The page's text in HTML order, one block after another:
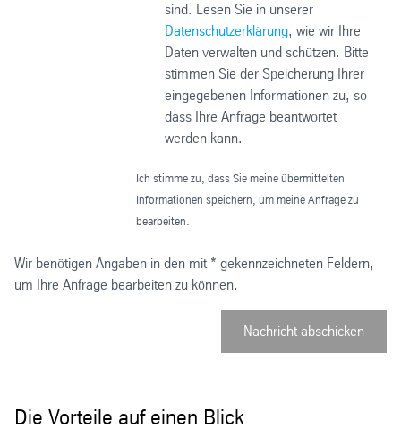
sind. Lesen Sie in unserer
Datenschutzerklärung, wie wir Ihre
Daten verwalten und schützen. Bitte
stimmen Sie der Speicherung Ihrer
eingegebenen Informationen zu, so
dass Ihre Anfrage beantwortet
werden kann.
Ich stimme zu, dass Sie meine übermittelten
Informationen speichern, um meine Anfrage zu
bearbeiten.
Wir benötigen Angaben in den mit * gekennzeichneten Feldern,
um Ihre Anfrage bearbeiten zu können.
Nachricht abschicken
Die Vorteile auf einen Blick